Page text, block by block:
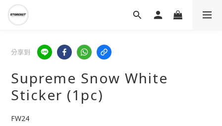
分享到
Supreme Snow White
Sticker (1pc)
FW24